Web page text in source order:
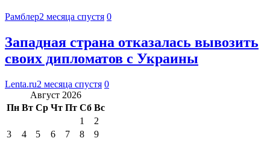
Рамблер2 месяца спустя 0
Западная страна отказалась вывозить
своих дипломатов с Украины
Lenta.ru2 месяца спустя 0
Август 2026
Пн Вт Ср Чт Пт Сб Вс
1
2
3
4 5 6 7 8
9